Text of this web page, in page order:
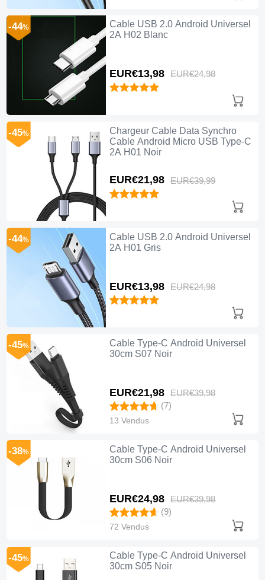
Cable USB 2.0 Android Universel
2A H02 Blanc
EUR€13,98 EUR€24,98
-44%
Chargeur Cable Data Synchro
Cable Android Micro USB Type-C
2A H01 Noir
EUR€21,98 EUR€39,99
-45%
Cable USB 2.0 Android Universel
2A H01 Gris
EUR€13,98 EUR€24,98
-44%
Cable Type-C Android Universel
30cm S07 Noir
EUR€21,98 EUR€39,98
-45%
(7)
13 Vendus
Cable Type-C Android Universel
30cm S06 Noir
EUR€24,98 EUR€39,98
-38%
(9)
72 Vendus
Cable Type-C Android Universel
30cm S05 Noir
-45%